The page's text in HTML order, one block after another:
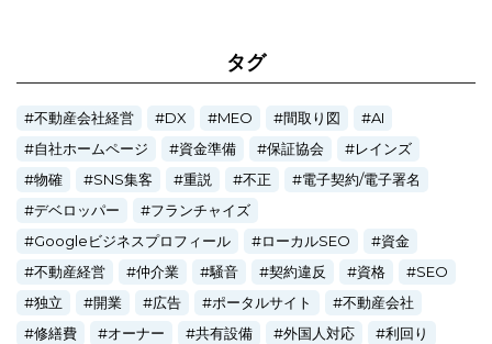
タグ
不動産会社経営 DX MEO 間取り図
AI
自社ホームページ
資金準備 保証協会
レインズ
物確
SNS集客 重説 不正
電子契約/電子署名
デベロッパー
フランチャイズ
Googleビジネスプロフィール
ローカルSEO
資金
不動産経営
仲介業 騒音 契約違反 資格
SEO
独立
開業 広告 ポータルサイト
不動産会社
修繕費
オーナー 共有設備 外国人対応
利回り